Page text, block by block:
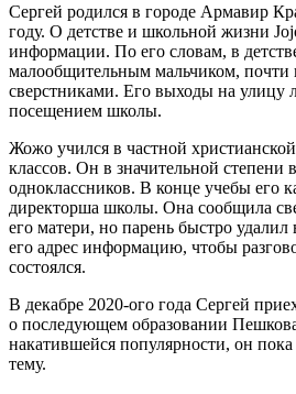
Сергей родился в городе Армавир
году. О детстве и школьной жизни
информации. По его словам, в
малообщительным мальчиком, почти
сверстниками. Его выходы на улицу
посещением школы.
Жожо учился в частной
классов. Он в значительной степени
одноклассников. В конце учебы его
директорша школы. Она сообщила
его матери, но парень быстро
его адрес информацию, чтобы
состоялся.
В декабре 2020-ого года Сергей
о последующем образовании
накатившейся популярности, он пока
тему.